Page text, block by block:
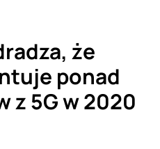
że
ponad
z 5G w 2020